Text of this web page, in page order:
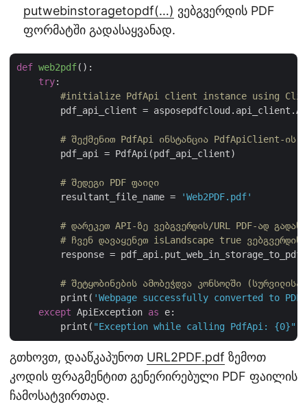
putwebinstoragetopdf(…) ვებგვერდის PDF
ფორმატში გადასაყვანად.
def web2pdf():
try:
#initialize PdfApi client instance using
pdf_api_client =
# შექმენით PdfApi ინსტანცია PdfApiClient-ის
        pdf_api = PdfApi(pdf_api_client)
# შედეგი PDF ფაილი
        resultant_file_name =
'Web2PDF.pdf'
# დარეკეთ API-ზე ვებგვერდის/URL PDF-ად
# ჩვენ დავაყენეთ isLandscape true ვებგვერდის
response =
# შეტყობინების ამობეჭდვა კონსოლში
        print(
'Webpage successfully converted to
except ApiException as e:
        print(
"Exception while calling PdfApi: {0}"
გთხოვთ, დააწკაპუნოთ URL2PDF.pdf ზემოთ
კოდის ფრაგმენტით გენერირებული PDF ფაილის
ჩამოსატვირთად.